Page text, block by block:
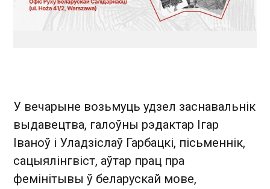
У вечарыне возьмуць удзел заснавальнік
выдавецтва, галоўны рэдактар Ігар
Іваноў і Уладзіслаў Гарбацкі, пісьменнік,
сацыялінгвіст, аўтар прац пра
фемінітывы ў беларускай мове,